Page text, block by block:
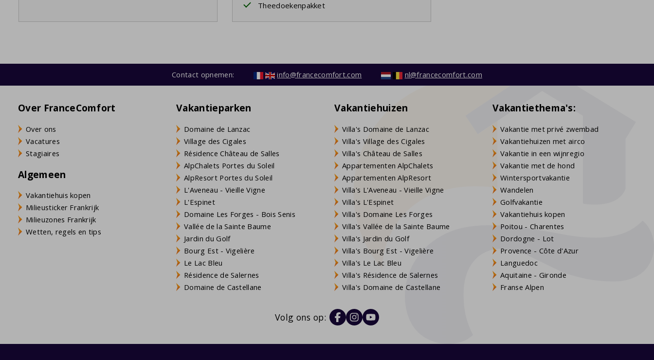
Theedoekenpakket
Contact opnemen: info@francecomfort.com nl@francecomfort.com
Over FranceComfort
Over ons
Vacatures
Stagiaires
Algemeen
Vakantiehuis kopen
Milieusticker Frankrijk
Milieuzones Frankrijk
Wetten, regels en tips
Vakantieparken
Domaine de Lanzac
Village des Cigales
Résidence Château de Salles
AlpChalets Portes du Soleil
AlpResort Portes du Soleil
L'Aveneau - Vieille Vigne
L'Espinet
Domaine Les Forges - Bois Senis
Vallée de la Sainte Baume
Jardin du Golf
Bourg Est - Vigelière
Le Lac Bleu
Résidence de Salernes
Domaine de Castellane
Vakantiehuizen
Villa's Domaine de Lanzac
Villa's Village des Cigales
Villa's Château de Salles
Appartementen AlpChalets
Appartementen AlpResort
Villa's L'Aveneau - Vieille Vigne
Villa's L'Espinet
Villa's Domaine Les Forges
Villa's Vallée de la Sainte Baume
Villa's Jardin du Golf
Villa's Bourg Est - Vigelière
Villa's Le Lac Bleu
Villa's Résidence de Salernes
Villa's Domaine de Castellane
Vakantiethema's:
Vakantie met privé zwembad
Vakantiehuizen met airco
Vakantie in een wijnregio
Vakantie met de hond
Wintersportvakantie
Wandelen
Golfvakantie
Vakantiehuis kopen
Poitou - Charentes
Dordogne - Lot
Provence - Côte d'Azur
Languedoc
Aquitaine - Gironde
Franse Alpen
Volg ons op: